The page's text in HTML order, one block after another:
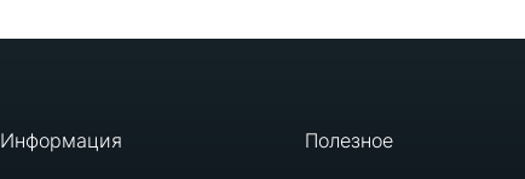
Информация Полезное